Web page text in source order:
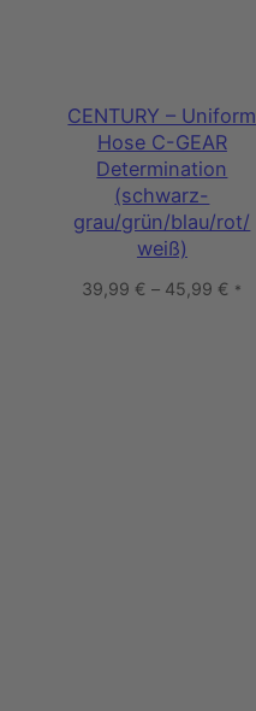
CENTURY – Uniform
Hose C-GEAR
Determination
(schwarz-
grau/grün/blau/rot/
weiß)
39,99 € – 45,99 € *